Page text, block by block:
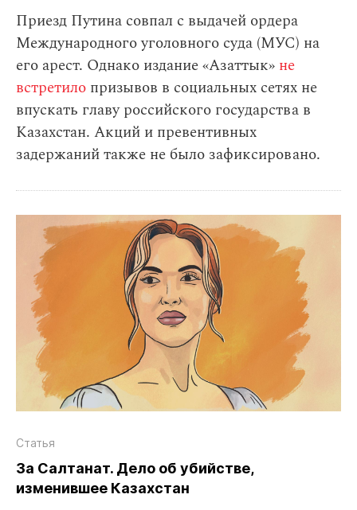
Приезд Путина совпал с выдачей ордера
Международного уголовного суда (МУС) на
его арест. Однако издание «Азаттык» не
встретило призывов в социальных сетях не
впускать главу российского государства в
Казахстан. Акций и превентивных
задержаний также не было зафиксировано.
Статья
За Салтанат. Дело об убийстве,
изменившее Казахстан